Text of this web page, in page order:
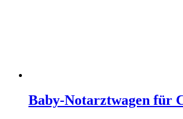
Baby-Notarztwagen für